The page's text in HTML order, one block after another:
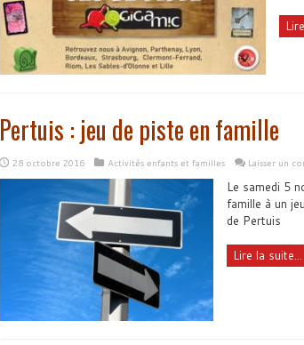
Pertuis : jeu de piste en famille
28 octobre 2016 Activités enfants et familles Laisser un
Le samedi 5
famille à un
de Pertuis
Lire la suite...